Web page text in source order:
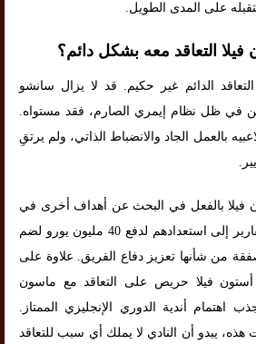
على المدى الطويل.
التعاقد معه بشكل دائم؟
الدائم غير حكيم. قد لا يزال سانشو
في ظل نظام إيمري الصارم، فقد مستواه.
بالعمل الجاد والانضباط الذاتي، ولم يرتقِ
فيلا بالفعل في البحث عن أهداف أخرى في
سوق الانتقالات. تشير التقارير إلى استعدادهم لدفع 40 مليون يورو لضم
من شأنها تعزيز دفاع الفريق. علاوة على
أستون فيلا حريص على التعاقد مع ماسون
اهتمام أندية الدوري الإنجليزي الممتاز.
هذه، يبدو أن النادي لا يملك أي سبب للتعاقد